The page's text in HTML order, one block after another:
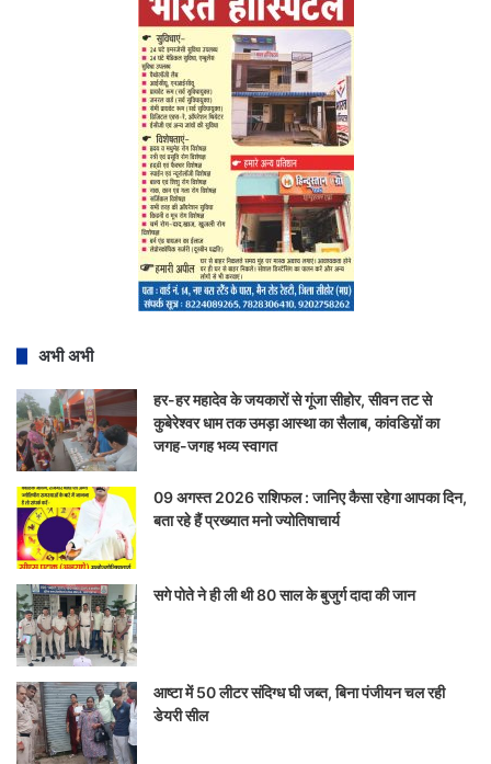
अभी अभी
हर-हर महादेव के जयकारों से गूंजा सीहोर, सीवन तट से
कुबेरेश्वर धाम तक उमड़ा आस्था का सैलाब, कांवडिय़ों का
जगह-जगह भव्य स्वागत
09 अगस्त 2026 राशिफल : जानिए कैसा रहेगा आपका दिन,
बता रहे हैं प्रख्यात मनो ज्योतिषाचार्य
सगे पोते ने ही ली थी 80 साल के बुजुर्ग दादा की जान
आष्टा में 50 लीटर संदिग्ध घी जब्त, बिना पंजीयन चल रही
डेयरी सील